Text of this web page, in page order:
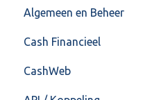
Algemeen en Beheer
Bank(koppeling)
Import/Export
Cash Financieel
Boekhoud
CashWeb